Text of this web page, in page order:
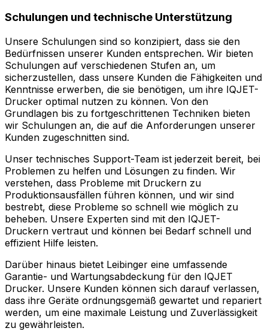
Schulungen und technische Unterstützung
Unsere Schulungen sind so konzipiert, dass sie den
Bedürfnissen unserer Kunden entsprechen. Wir bieten
Schulungen auf verschiedenen Stufen an, um
sicherzustellen, dass unsere Kunden die Fähigkeiten und
Kenntnisse erwerben, die sie benötigen, um ihre IQJET-
Drucker optimal nutzen zu können. Von den
Grundlagen bis zu fortgeschrittenen Techniken bieten
wir Schulungen an, die auf die Anforderungen unserer
Kunden zugeschnitten sind.
Unser technisches Support-Team ist jederzeit bereit, bei
Problemen zu helfen und Lösungen zu finden. Wir
verstehen, dass Probleme mit Druckern zu
Produktionsausfällen führen können, und wir sind
bestrebt, diese Probleme so schnell wie möglich zu
beheben. Unsere Experten sind mit den IQJET-
Druckern vertraut und können bei Bedarf schnell und
effizient Hilfe leisten.
Darüber hinaus bietet Leibinger eine umfassende
Garantie- und Wartungsabdeckung für den IQJET
Drucker. Unsere Kunden können sich darauf verlassen,
dass ihre Geräte ordnungsgemäß gewartet und repariert
werden, um eine maximale Leistung und Zuverlässigkeit
zu gewährleisten.